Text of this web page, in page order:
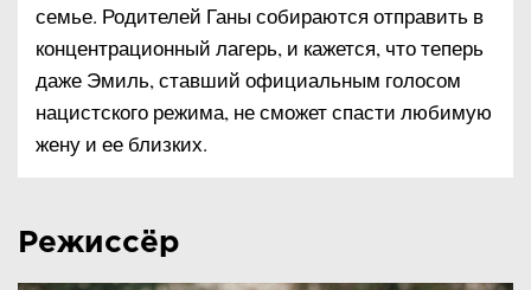
семье. Родителей Ганы собираются отправить в
концентрационный лагерь, и кажется, что теперь
даже Эмиль, ставший официальным голосом
нацистского режима, не сможет спасти любимую
жену и ее близких.
Режиссёр